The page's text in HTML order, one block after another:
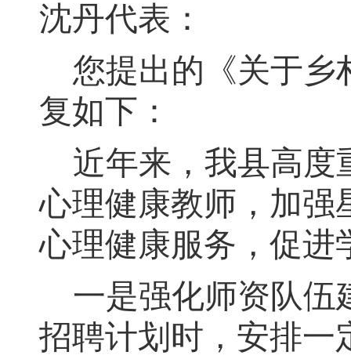
沈丹代表：
您提出的《关于乡
复如下：
近年来 ， 我县高度
心理健康教师 ， 加强
心理健康服务 ， 促进
一是强化师资队伍
招聘计划时，安排一